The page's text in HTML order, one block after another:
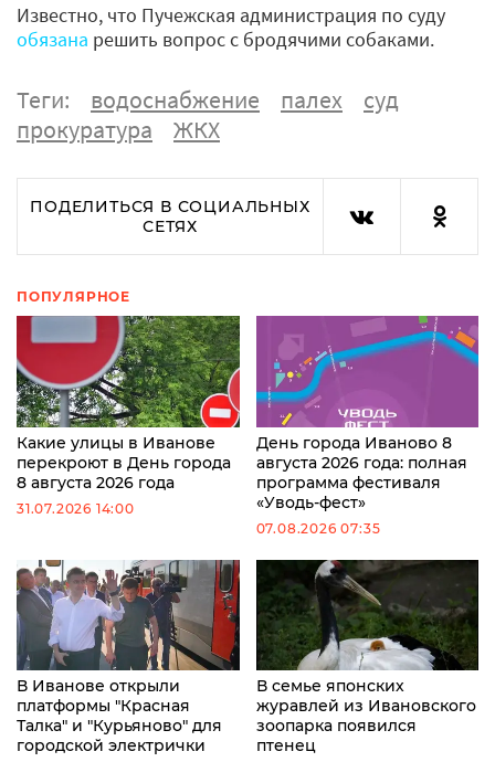
Известно, что Пучежская администрация по суду
обязана решить вопрос с бродячими собаками.
Теги: водоснабжение палех
суд
прокуратура
ЖКХ
ПОДЕЛИТЬСЯ В СОЦИАЛЬНЫХ
СЕТЯХ
ПОПУЛЯРНОЕ
Какие улицы в Иванове
перекроют в День города
8 августа 2026 года
31.07.2026 14:00
День города Иваново 8
августа 2026 года: полная
программа фестиваля
«Уводь-фест»
07.08.2026 07:35
В Иванове открыли
платформы "Красная
Талка" и "Курьяново" для
городской электрички
В семье японских
журавлей из Ивановского
зоопарка появился
птенец